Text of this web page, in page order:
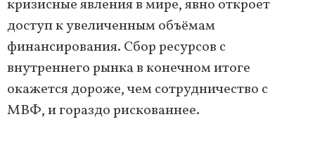
кризисные явления в мире, явно откроет
доступ к увеличенным объёмам
финансирования. Сбор ресурсов с
внутреннего рынка в конечном итоге
окажется дороже, чем сотрудничество с
МВФ, и гораздо рискованнее.